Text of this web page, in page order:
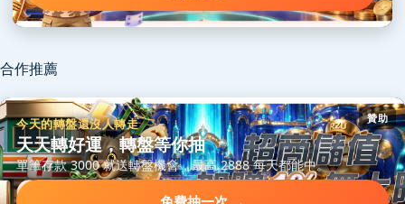
合作推薦
贊助
今天的轉盤還沒人轉走
天天轉好運，轉盤等你抽
單筆存款 3000 就送轉盤機會，最高 2888 每天都能中。